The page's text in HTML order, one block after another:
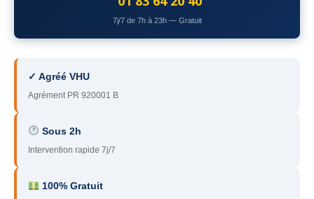
– Yvelines
92– Hauts-de-Seine
93 – Seine-Saint-Denis
94– Val-de-Marne
95 – Val d’Oise
– Essonne
89 – Yonne
7j/7 de 7h à 23h — Gratuit
✓ Agréé VHU
Agrément PR 920001 B
Sous 2h
Intervention rapide 7j/7
100% Gratuit